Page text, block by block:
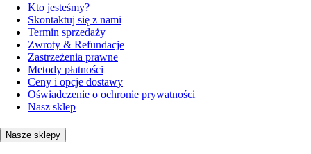
Kto jesteśmy?
Skontaktuj się z nami
Termin sprzedaży
Zwroty & Refundacje
Zastrzeżenia prawne
Metody płatności
Ceny i opcje dostawy
Oświadczenie o ochronie prywatności
Nasz sklep
Nasze sklepy